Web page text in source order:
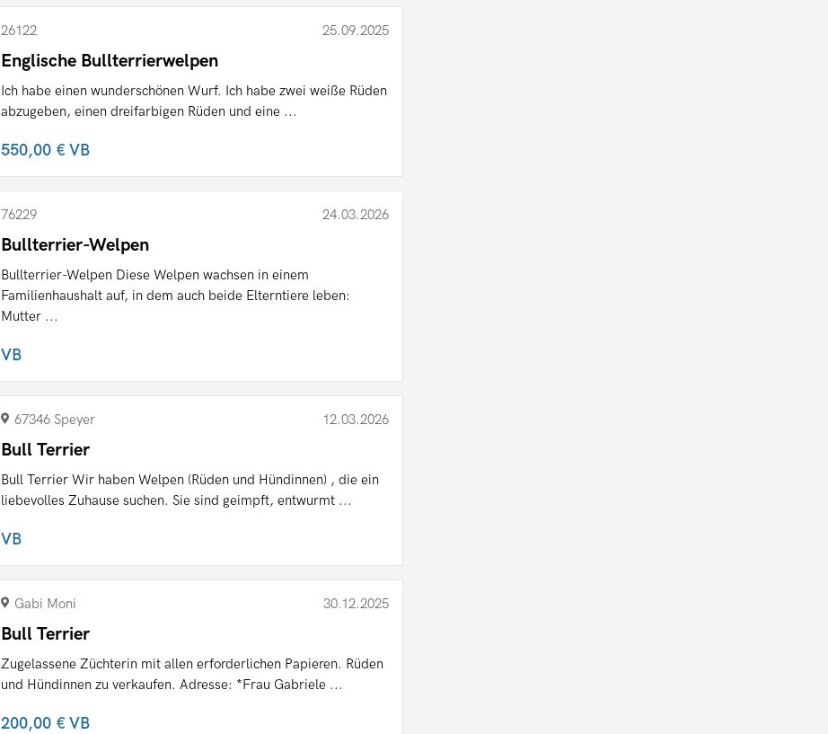
26122 25.09.2025
Englische Bullterrierwelpen
Ich habe einen wunderschönen Wurf. Ich habe zwei weiße Rüden
abzugeben, einen dreifarbigen Rüden und eine ...
550,00 €VB
76229 24.03.2026
Bullterrier-Welpen
Bullterrier-Welpen Diese Welpen wachsen in einem
Familienhaushalt auf, in dem auch beide Elterntiere leben:
Mutter ...
VB
67346 Speyer 12.03.2026
Bull Terrier
Bull Terrier Wir haben Welpen (Rüden und Hündinnen) , die ein
liebevolles Zuhause suchen. Sie sind geimpft, entwurmt ...
VB
Gabi Moni 30.12.2025
Bull Terrier
Zugelassene Züchterin mit allen erforderlichen Papieren. Rüden
und Hündinnen zu verkaufen. Adresse: *Frau Gabriele ...
200,00 €VB